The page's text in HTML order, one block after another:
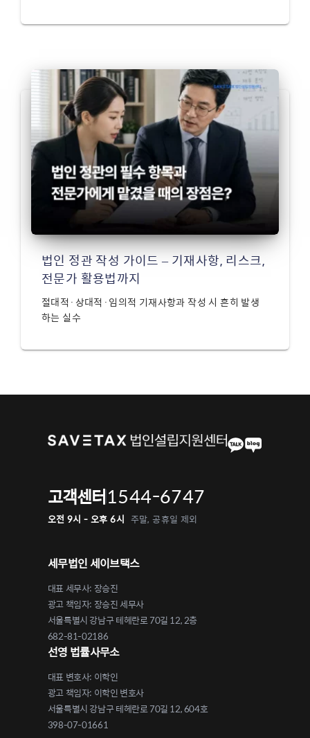
법인 정관 작성 가이드 – 기재사항, 리스크,
전문가 활용법까지
절대적·상대적·임의적 기재사항과 작성 시 흔히 발생
하는 실수
고객센터1544-6747
오전 9시 - 오후 6시 주말, 공휴일 제외
세무법인 세이브택스
대표 세무사: 장승진
광고 책임자: 장승진 세무사
서울특별시 강남구 테헤란로 70길 12, 2층
682-81-02186
선영 법률사무소
대표 변호사: 이학인
광고 책임자: 이학인 변호사
서울특별시 강남구 테헤란로 70길 12, 604호
398-07-01661